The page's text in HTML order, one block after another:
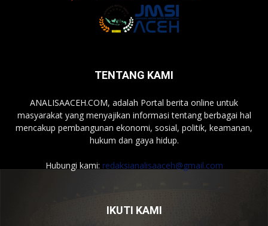
TENTANG KAMI
ANALISAACEH.COM, adalah Portal berita online untuk
masyarakat yang menyajikan informasi tentang berbagai hal
mencakup pembangunan ekonomi, sosial, politik, keamanan,
hukum dan gaya hidup.
Hubungi kami: redaksianalisaaceh@gmail.com
IKUTI KAMI